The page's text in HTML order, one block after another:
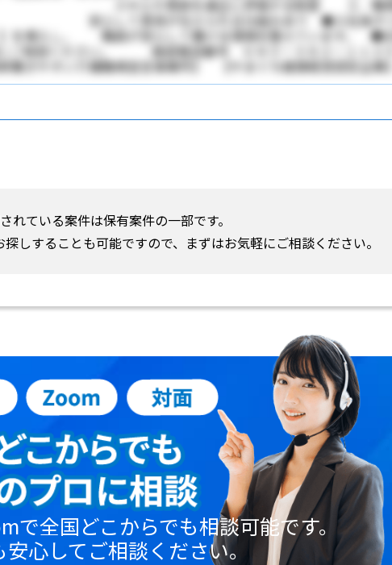
。 スキルや意欲を適正に評価する制度 ３．職場環
安心して意見が伝えられる仕組みあり ◆入社後すぐに
】を導入し、 職員が安心して働ける環境を整えています。 ◆
にご相談ください。 施設電話番号 ０９３－３８２－１１
きやすい介護職場宣言事業所】 【やまぐち健康経営認定企業】
れている案件は保有案件の一部です。
しすることも可能ですので、まずはお気軽にご相談ください。
で全国どこからでも相談可能です。
心してご相談ください。